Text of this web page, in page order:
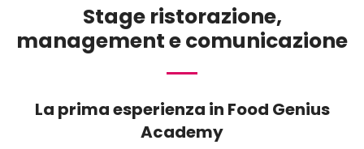
Stage ristorazione,
management e comunicazione
La prima esperienza in Food Genius
Academy